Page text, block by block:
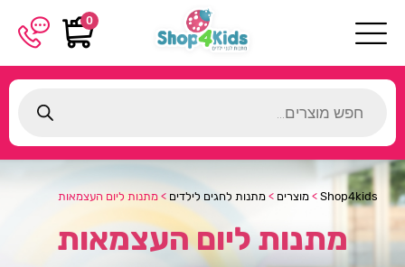
0
search
Shop4kids
> מוצרים > מתנות לחגים לילדים > מתנות ליום העצמאות
מתנות ליום העצמאות